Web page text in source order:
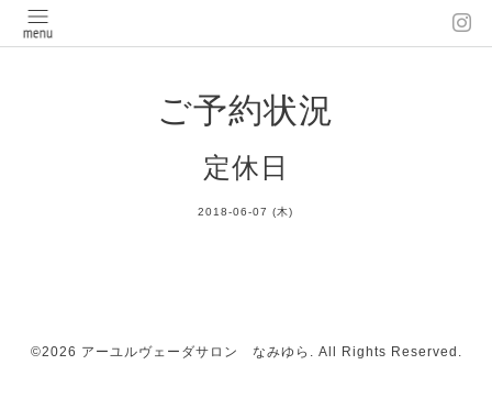
ご予約状況
定休日
2018-06-07 (木)
©2026 アーユルヴェーダサロン なみゆら . All Rights Reserved.